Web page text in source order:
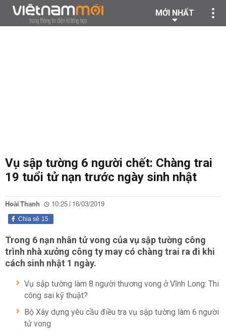
MỚI NHẤT
Vụ sập tường 6 người chết: Chàng trai
19 tuổi tử nạn trước ngày sinh nhật
Hoài Thanh 10:25 | 16/03/2019
15
Chia sẻ
Trong 6 nạn nhân tử vong của vụ sập tường công
trình nhà xưởng công ty may có chàng trai ra đi khi
cách sinh nhật 1 ngày.
Vụ sập tường làm 8 người thương vong ở Vĩnh Long: Thi
công sai kỹ thuật?
Bộ Xây dựng yêu cầu điều tra vụ sập tường làm 6 người
tử vong